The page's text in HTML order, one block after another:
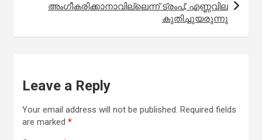
അംഗീകരിക്കാനാവില്ലെന്ന് ട്രംപ്; എണ്ണവില
കുതിച്ചുയരുന്നു
Leave a Reply
Your email address will not be published. Required fields
are marked *